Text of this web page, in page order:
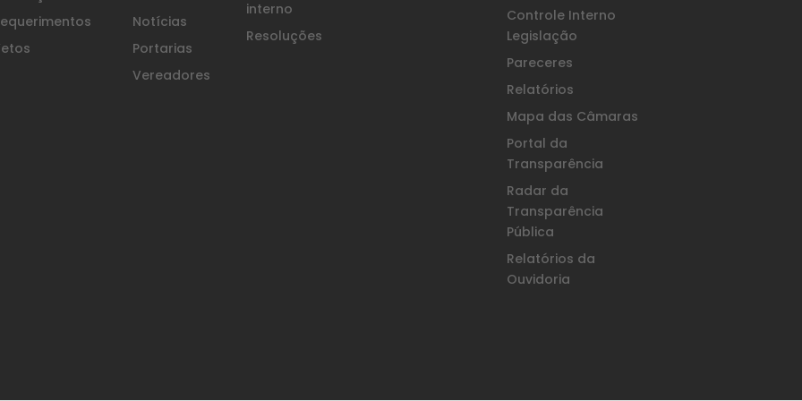
Notícias
Portarias
Vereadores
interno
Resoluções
Controle Interno
Legislação
Pareceres
Relatórios
Mapa das Câmaras
Portal da
Transparência
Radar da
Transparência
Pública
Relatórios da
Ouvidoria